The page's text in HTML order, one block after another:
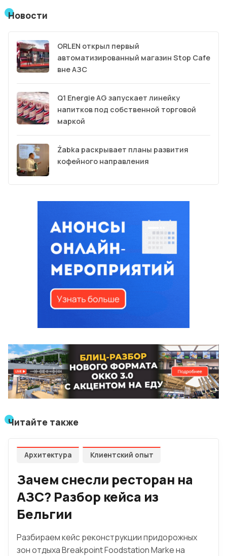
Новости
ORLEN открыл первый
автоматизированный магазин Stop Cafe
вне АЗС
Q1 Energie AG запускает линейку
напитков под собственной торговой
маркой
Żabka раскрывает планы развития
кофейного направления
Читайте также
Архитектура Клиентский опыт
Зачем снесли ресторан на
АЗС? Разбор кейса из
Бельгии
Разбираем кейс реконструкции придорожных
зон отдыха Breakpoint Foodstation Marke на